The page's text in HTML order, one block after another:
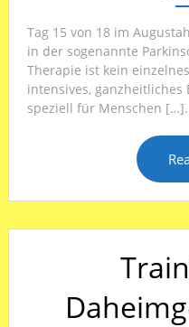
Tag 15 von 18 im
in der sogenannte
Therapie ist kein
intensives, ganzheitliches
speziell für Menschen